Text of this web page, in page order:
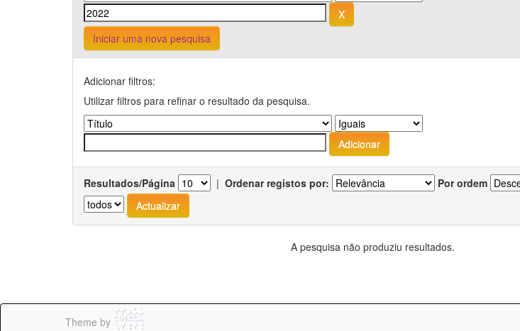
Iniciar uma nova pesquisa
Adicionar filtros:
Utilizar filtros para refinar o resultado da pesquisa.
Resultados/Página | Ordenar registos por: Por ordem
A pesquisa não produziu resultados.
Theme by